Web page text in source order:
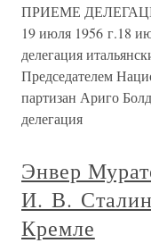
ПРИЕМЕ
19 июля 1956 г.18
делегация
Председателем
партизан Ариго
делегация
Энвер
И. В.
Кремле